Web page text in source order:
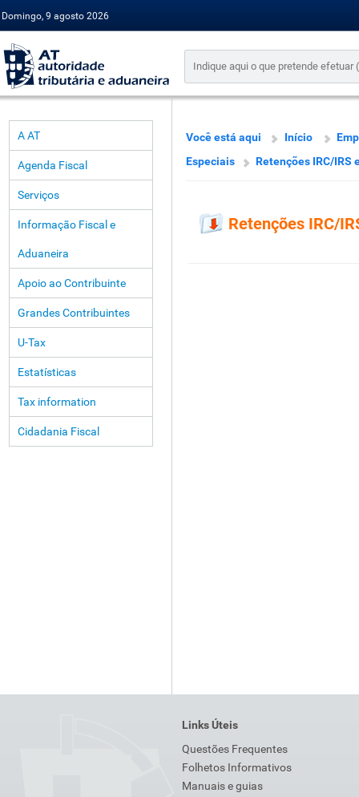
Domingo, 9 agosto 2026
A AT
Agenda Fiscal
Serviços
Informação Fiscal e
Aduaneira
Apoio ao Contribuinte
Grandes Contribuintes
U-Tax
Estatísticas
Tax information
Cidadania Fiscal
Você está aqui Início
Especiais
Retenções IRC/IRS
Retenções IRC/
Links Úteis
Questões Frequentes
Folhetos Informativos
Manuais e guias